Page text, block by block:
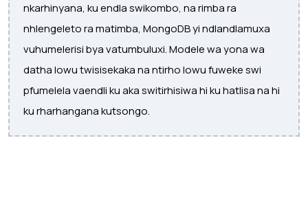
nkarhinyana, ku endla swikombo, na rimba ra
nhlengeleto ra matimba, MongoDB yi ndlandlamuxa
vuhumelerisi bya vatumbuluxi. Modele wa yona wa
datha lowu twisisekaka na ntirho lowu fuweke swi
pfumelela vaendli ku aka switirhisiwa hi ku hatlisa na hi
ku rharhangana kutsongo.